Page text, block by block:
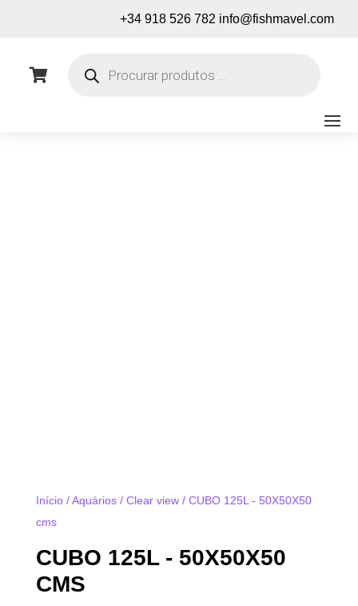
+34 918 526 782 info@fishmavel.com

produtos
Início/Aquários/ Clear view/ CUBO 125L - 50X50X50
cms
CUBO 125L - 50X50X50
CMS